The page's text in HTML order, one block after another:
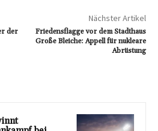
der
Nächster Artikel
Friedensflagge vor dem Stadthaus
Große Bleiche: Appell für nukleare
Abrüstung